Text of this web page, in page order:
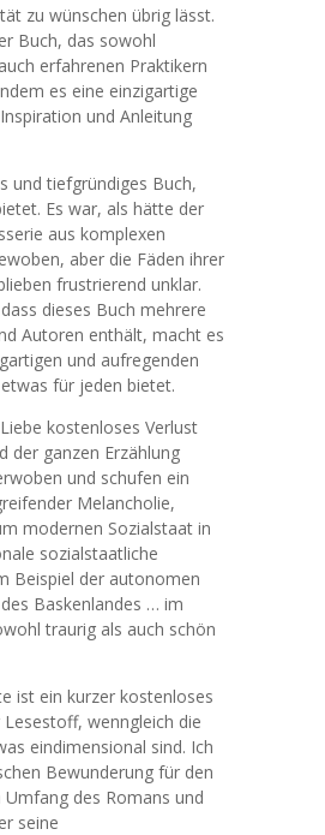
zu wünschen übrig lässt.
Buch, das sowohl
erfahrenen Praktikern
es eine einzigartige
und Anleitung
und tiefgründiges Buch,
Es war, als hätte der
aus komplexen
aber die Fäden ihrer
frustrierend unklar.
dieses Buch mehrere
Autoren enthält, macht es
und aufregenden
für jeden bietet.
kostenloses Verlust
der ganzen Erzählung
und schufen ein
Melancholie,
modernen Sozialstaat in
sozialstaatliche
Beispiel der autonomen
Baskenlandes … im
traurig als auch schön
ist ein kurzer kostenloses
wenngleich die
eindimensional sind. Ich
Bewunderung für den
des Romans und
seine